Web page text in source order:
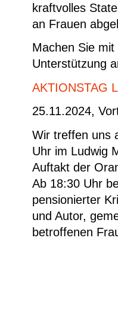
kraftvolles
an Frauen
Machen Sie
Unterstützung
AKTIONSTAG
25.11.2024,
Wir treffen uns
Uhr im Ludwig
Auftakt der
Ab 18:30 Uhr
pensionierter
und Autor,
betroffenen